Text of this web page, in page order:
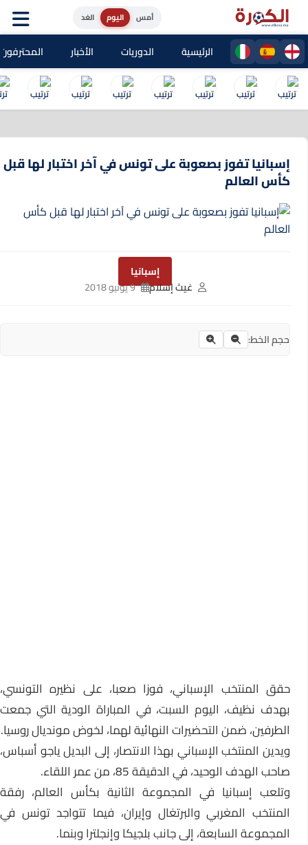
اليوم الغد
الرئيسية الدوريات الأخبار المحترفون
إسبانيا تفوز بصعوبة على تونس في آخر اختبار لها قبل
كأس العالم
إسبانيا
غيث إسلام
9 يونيو 2018
حجم الخط:
حقق المنتخب الإسباني، فوزا صعبا، على نظيره التونسي،
بهدف نظيف، اليوم السبت، في المباراة الودية التي جمعت
الطرفين، ضمن التحضيرات النهائية لهما، لخوض مونديال روسيا.
ويدين المنتخب الإسباني بهذا الانتصار، إلى البديل ياجو أسباس،
صاحب الهدف الوحيد، في الدقيقة 85، من عمر اللقاء.
وتلعب إسبانيا في المجموعة الثانية بكأس العالم، رفقة
المنتخب المغربي والبرتغال وإيران، فيما تتواجد تونس في
المجموعة السابعة، إلى جانب بلجيكا وإنجلترا وبنما.